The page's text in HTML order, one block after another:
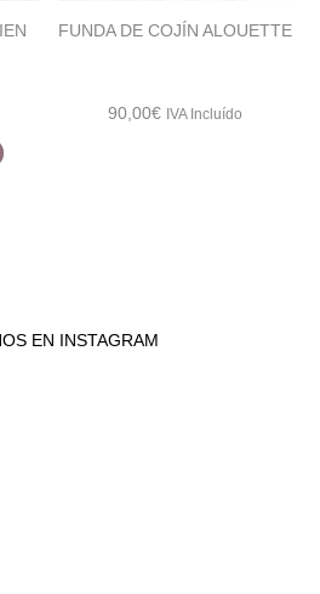
FUNDA DE COJÍN ALOUETTE
90,00€ IVA Incluído
EN INSTAGRAM